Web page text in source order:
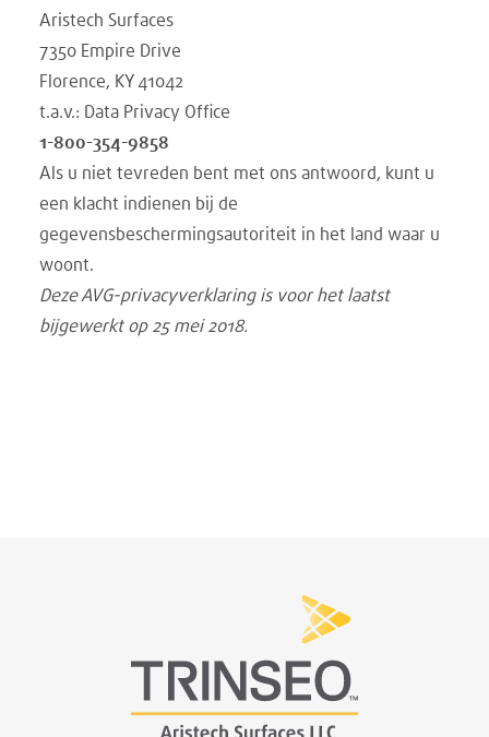
Aristech Surfaces
7350 Empire Drive
Florence, KY 41042
t.a.v.: Data Privacy Office
1-800-354-9858
Als u niet tevreden bent met ons antwoord, kunt u
een klacht indienen bij de
gegevensbeschermingsautoriteit in het land waar u
woont.
Deze AVG-privacyverklaring is voor het laatst
bijgewerkt op 25 mei 2018.